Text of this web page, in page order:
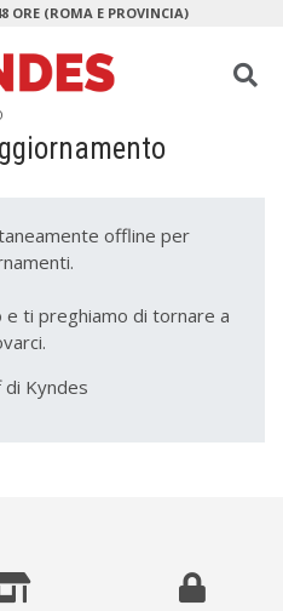
ORE (ROMA E PROVINCIA)
offline per
e ti preghiamo di tornare a
Kyndes